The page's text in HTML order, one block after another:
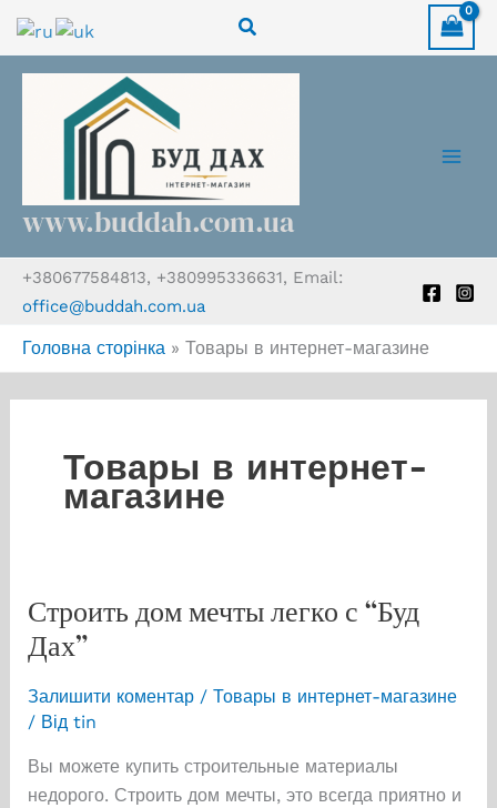
Перейти
до
вмісту
Пошук
www.buddah.com.ua
+380677584813, +380995336631, Email:
office@buddah.com.ua
Головна сторінка » Товары в интернет-магазине
Товары в интернет-
магазине
Строить дом мечты легко с “Буд
Дах”
Залишити коментар / Товары в интернет-магазине
/ Від tin
Вы можете купить строительные материалы
недорого. Строить дом мечты, это всегда приятно и